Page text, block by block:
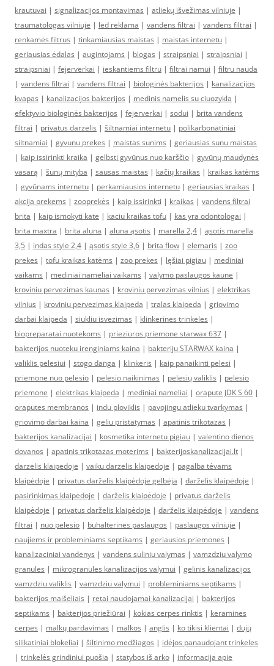
krautuvai | signalizacijos montavimas | atliekų išvežimas vilniuje |
traumatologas vilniuje | led reklama | vandens filtrai | vandens filtrai |
renkamės filtrus | tinkamiausias maistas | maistas internetu |
geriausias ėdalas | augintojams | blogas | straipsniai | straipsniai |
straipsniai | fejerverkai | ieskantiems filtru | filtrai namui | filtru nauda
| vandens filtrai | vandens filtrai | biologinės bakterijos | kanalizacijos
kvapas | kanalizacijos bakterijos | medinis namelis su ciuozykla |
efektyvio biologinės bakterijos | fejerverkai | sodui | brita vandens
filtrai | privatus darzelis | šiltnamiai internetu | polikarbonatiniai
siltnamiai | gyvunu prekes | maistas sunims | geriausias sunu maistas
| kaip issirinkti kraika | gelbsti gyvūnus nuo karščio | gyvūnų maudynės
vasarą | šunų mityba | sausas maistas | kačių kraikas | kraikas katėms
| gyvūnams internetu | perkamiausios internetu | geriausias kraikas |
akcija prekems | zooprekės | kaip issirinkti | kraikas | vandens filtrai
brita | kaip ismokyti kate | kaciu kraikas tofu | kas yra odontologai |
brita maxtra | brita aluna | aluna ąsotis | marella 2,4 | ąsotis marella
3,5 | indas style 2,4 | ąsotis style 3,6 | brita flow | elemaris | zoo
prekes | tofu kraikas katėms | zoo prekes | lęšiai pigiau | mediniai
vaikams | mediniai nameliai vaikams | valymo paslaugos kaune |
kroviniu pervezimas kaunas | kroviniu pervezimas vilnius | elektrikas
vilnius | kroviniu pervezimas klaipeda | tralas klaipeda | griovimo
darbai klaipeda | siukliu isvezimas | klinkerines trinkeles |
biopreparatai nuotekoms | prieziuros priemone starwax 637 |
bakterijos nuoteku irenginiams kaina | bakteriju STARWAX kaina |
valiklis pelesiui | stogo danga | klinkeris | kaip panaikinti pelesi |
priemone nuo pelesio | pelesio naikinimas | pelesių valiklis | pelesio
priemone | elektrikas klaipeda | mediniai nameliai | orapute JDK S 60 |
oraputes membranos | indu ploviklis | pavojingu atlieku tvarkymas |
griovimo darbai kaina | geliu pristatymas | apatinis trikotazas |
bakterijos kanalizacijai | kosmetika internetu pigiau | valentino dienos
dovanos | apatinis trikotazas moterims | bakterijoskanalizacijai.lt |
darzelis klaipedoje | vaiku darzelis klaipedoje | pagalba tėvams
klaipėdoje | privatus darželis klaipėdoje gelbėja | darželis klaipėdoje |
pasirinkimas klaipėdoje | darželis klaipėdoje | privatus darželis
klaipėdoje | privatus darželis klaipėdoje | darželis klaipėdoje | vandens
filtrai | nuo pelesio | buhalterines paslaugos | paslaugos vilniuje |
naujiems ir probleminiams septikams | geriausios priemones |
kanalizaciniai vandenys | vandens suliniu valymas | vamzdziu valymo
granules | mikrogranules kanalizacijos valymui | gelinis kanalizacijos
vamzdziu valiklis | vamzdziu valymui | probleminiams septikams |
bakterijos maišeliais | retai naudojamai kanalizacijai | bakterijos
septikams | bakterijos priežiūrai | kokias cerpes rinktis | keramines
cerpes | malkų pardavimas | malkos | anglis | ko tikisi klientai | dujų
silikatiniai blokeliai | šiltinimo medžiagos | idėjos panaudojant trinkeles
| trinkelės grindiniui puošia | statybos iš arko | informacija apie